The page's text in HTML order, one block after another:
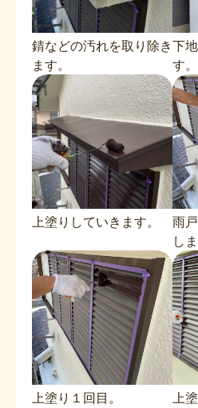
錆などの汚れを取り除き
ます。
下
す。
上塗りしていきます。
雨
し
上塗り１回目。
上